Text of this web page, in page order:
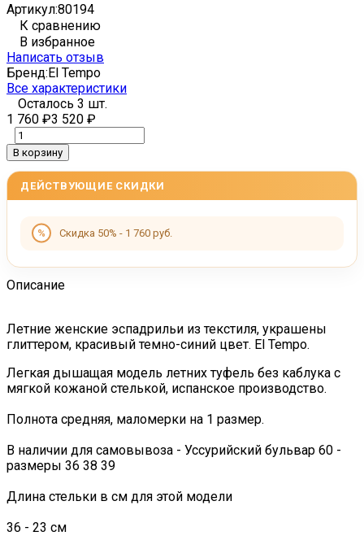
Артикул:80194
К сравнению
В избранное
Написать отзыв
Бренд:El Tempo
Все характеристики
Осталось 3 шт.
1 760 ₽3 520 ₽
В корзину
ДЕЙСТВУЮЩИЕ СКИДКИ
Скидка 50% - 1 760 руб.
Описание
Летние женские эспадрильи из текстиля, украшены
глиттером, красивый темно-синий цвет. El Tempo.
Легкая дышащая модель летних туфель без каблука с
мягкой кожаной стелькой, испанское производство.
Полнота средняя, маломерки на 1 размер.
В наличии для самовывоза - Уссурийский бульвар 60 -
размеры 36 38 39
Длина стельки в см для этой модели
36 - 23 см